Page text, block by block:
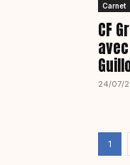
Carnet
CF
24/07/
1